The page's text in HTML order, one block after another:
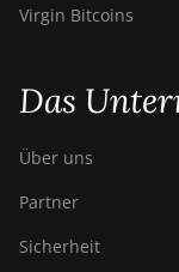
Virgin Bitcoins
Das
Über uns
Partner
Sicherheit